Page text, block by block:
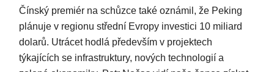
Čínský premiér na schůzce také oznámil, že Peking
plánuje v regionu střední Evropy investici 10 miliard
dolarů. Utrácet hodlá především v projektech
týkajících se infrastruktury, nových technologií a